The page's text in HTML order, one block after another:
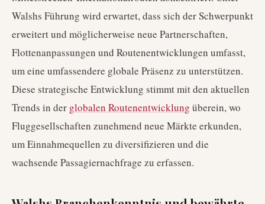
Walshs Führung wird erwartet, dass sich der Schwerpunkt
erweitert und möglicherweise neue Partnerschaften,
Flottenanpassungen und Routenentwicklungen umfasst,
um eine umfassendere globale Präsenz zu unterstützen.
Diese strategische Entwicklung stimmt mit den aktuellen
Trends in der globalen Routenentwicklung überein, wo
Fluggesellschaften zunehmend neue Märkte erkunden,
um Einnahmequellen zu diversifizieren und die
wachsende Passagiernachfrage zu erfassen.